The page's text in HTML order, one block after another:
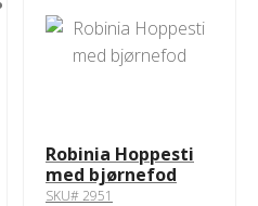
Robinia Hoppesti
med bjørnefod
SKU# 2951